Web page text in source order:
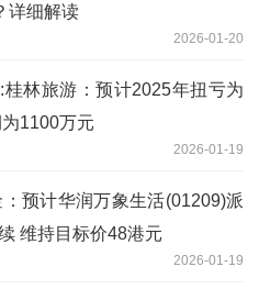
详细解读
2026-01-20
林旅游：预计2025年扭亏为
1100万元
2026-01-19
预计华润万象生活(01209)派
维持目标价48港元
2026-01-19